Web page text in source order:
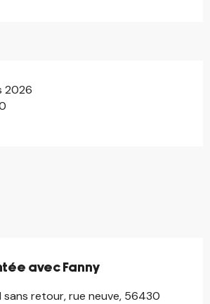
2026
avec Fanny
sans retour, rue neuve, 56430